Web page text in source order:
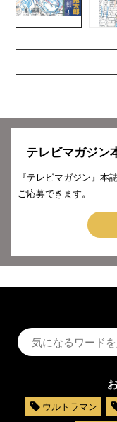
テレビマガジン
『テレビマガジン』本
ご応募できます。
ウルトラマン